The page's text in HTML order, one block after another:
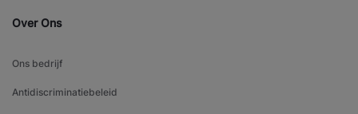
Over Ons
Ons bedrijf
Antidiscriminatiebeleid